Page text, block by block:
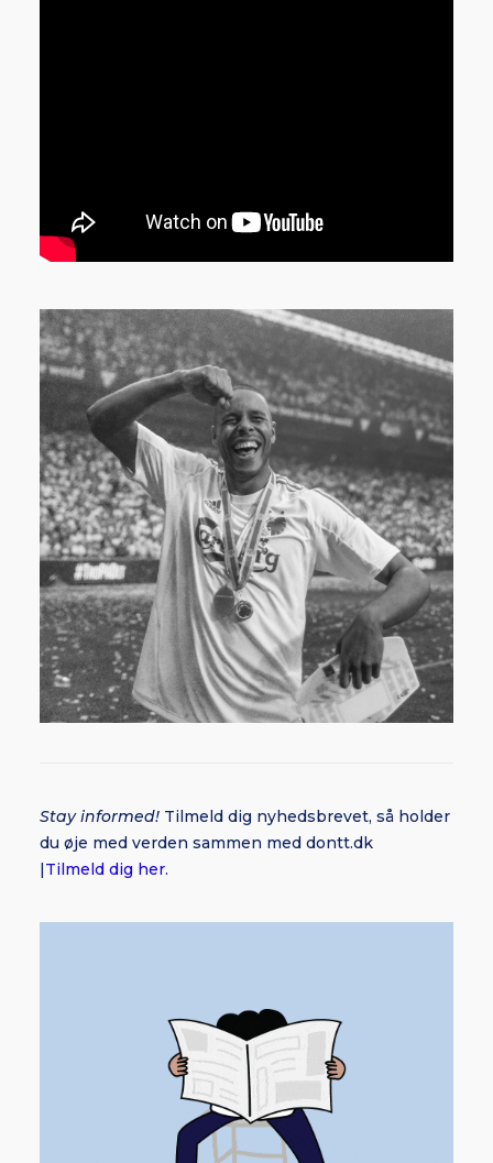
Stay informed! Tilmeld dig nyhedsbrevet, så holder
du øje med verden sammen med dontt.dk
|Tilmeld dig her.